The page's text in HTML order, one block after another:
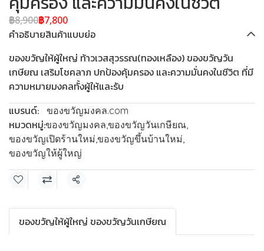
฿8,900฿7,800
คำอธิบายสินค้าแบบย่อ
ของขวัญให้ผู้ใหญ่ ท้าวเวสสุวรรณ(ทองเหลือง) ของขวัญวัน
เกษียณ เสริมโชคลาภ ปกป้องคุ้มครอง และความมั่นคงในชีวิต ที่มี
ความหมายมงคลทั้งผู้ให้และรับ
แบรนด์:
ของขวัญมงคล.com
หมวดหมู่:ของขวัญมงคล,ของขวัญวันเกษียณ,
ของขวัญเปิดร้านใหม่,ของขวัญขึ้นบ้านใหม่,
ของขวัญให้ผู้ใหญ่
แชร์
ของขวัญให้ผู้ใหญ่ ของขวัญวันเกษียณ